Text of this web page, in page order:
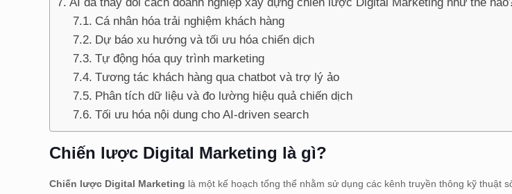
Cá nhân hóa trải nghiệm khách hàng
Dự báo xu hướng và tối ưu hóa chiến dịch
Tự động hóa quy trình marketing
Tương tác khách hàng qua chatbot và trợ lý ảo
Phân tích dữ liệu và đo lường hiệu quả chiến dịch
Tối ưu hóa nội dung cho AI-driven search
Chiến lược Digital Marketing là gì?
Chiến lược Digital Marketing là một kế hoạch tổng thể nhằm sử dụng các kênh truyền thông kỹ thuật